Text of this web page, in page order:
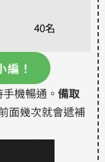
40名
！
機暢通。 備取
面幾次就會遞補